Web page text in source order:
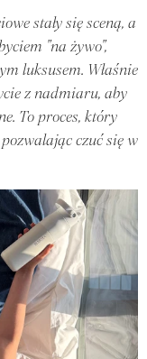
stały się sceną, a
"na żywo",
luksusem. Właśnie
z nadmiaru, aby
To proces, który
czuć się w